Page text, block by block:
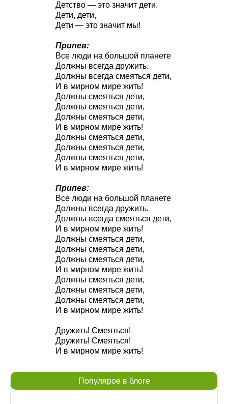
Детство — это значит дети.
Дети, дети,
Дети — это значит мы!
Припев:
Все люди на большой планете
Должны всегда дружить.
Должны всегда смеяться дети,
И в мирном мире жить!
Должны смеяться дети,
Должны смеяться дети,
Должны смеяться дети,
И в мирном мире жить!
Должны смеяться дети,
Должны смеяться дети,
Должны смеяться дети,
И в мирном мире жить!
Припев:
Все люди на большой планете
Должны всегда дружить.
Должны всегда смеяться дети,
И в мирном мире жить!
Должны смеяться дети,
Должны смеяться дети,
Должны смеяться дети,
И в мирном мире жить!
Должны смеяться дети,
Должны смеяться дети,
Должны смеяться дети,
И в мирном мире жить!
Дружить! Смеяться!
Дружить! Смеяться!
И в мирном мире жить!
Популярое в блоге